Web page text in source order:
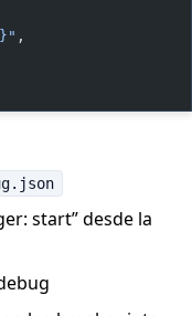
,
start” desde la